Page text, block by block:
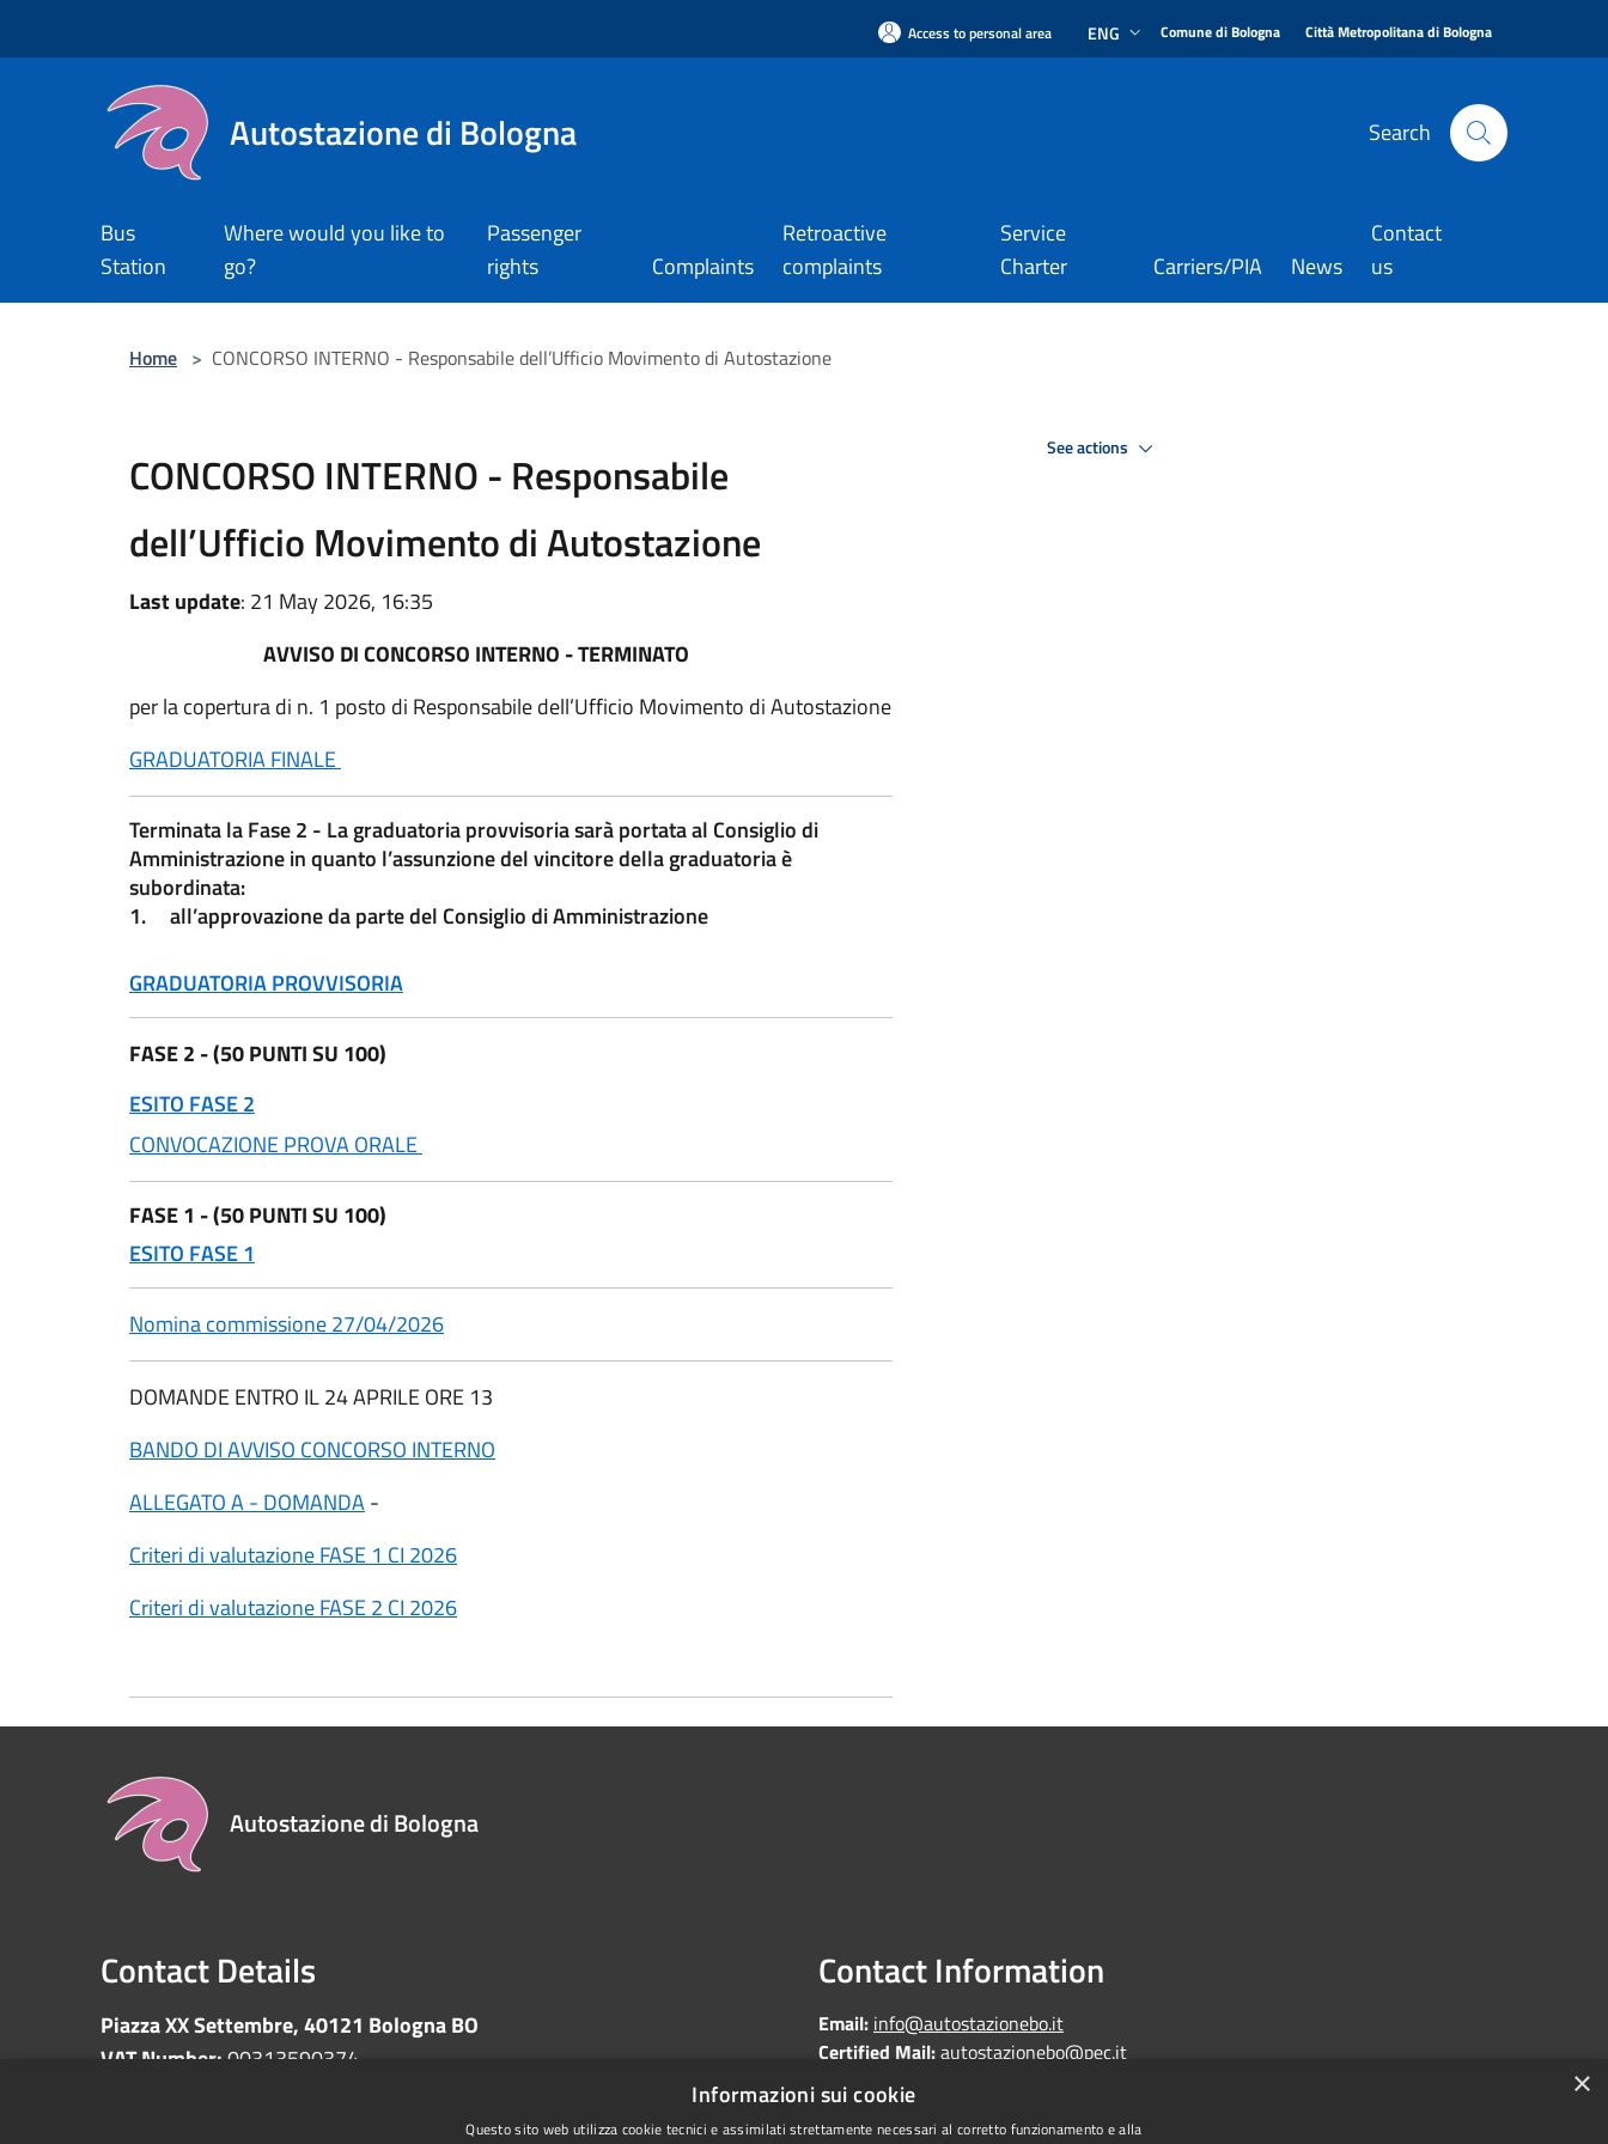
Access to personal area ENG Comune di Bologna Città Metropolitana di Bologna
Autostazione di Bologna Search
Bus
Station
Where would you like to
go?
Passenger
rights
Complaints
Retroactive
complaints
Service
Charter
Carriers/PIA News
Contact
us
Home > CONCORSO INTERNO - Responsabile dell’Ufficio Movimento di Autostazione
CONCORSO INTERNO - Responsabile
dell’Ufficio Movimento di Autostazione
Last update: 21 May 2026, 16:35
AVVISO DI CONCORSO INTERNO - TERMINATO
per la copertura di n. 1 posto di Responsabile dell’Ufficio Movimento di Autostazione
GRADUATORIA FINALE
Terminata la Fase 2 - La graduatoria provvisoria sarà portata al Consiglio di
Amministrazione in quanto l’assunzione del vincitore della graduatoria è
subordinata:
1. all’approvazione da parte del Consiglio di Amministrazione
GRADUATORIA PROVVISORIA
FASE 2 - (50 PUNTI SU 100)
ESITO FASE 2
CONVOCAZIONE PROVA ORALE
FASE 1 - (50 PUNTI SU 100)
ESITO FASE 1
Nomina commissione 27/04/2026
DOMANDE ENTRO IL 24 APRILE ORE 13
BANDO DI AVVISO CONCORSO INTERNO
ALLEGATO A - DOMANDA-
Criteri di valutazione FASE 1 CI 2026
Criteri di valutazione FASE 2 CI 2026
See actions
Autostazione di Bologna
Contact Details
Piazza XX Settembre, 40121 Bologna BO
VAT Number:00313590374
Contact Information
Email: info@autostazionebo.it
Certified Mail:autostazionebo@pec.it
×
Informazioni sui cookie
Questo sito web utilizza cookie tecnici e assimilati strettamente necessari al corretto funzionamento e alla